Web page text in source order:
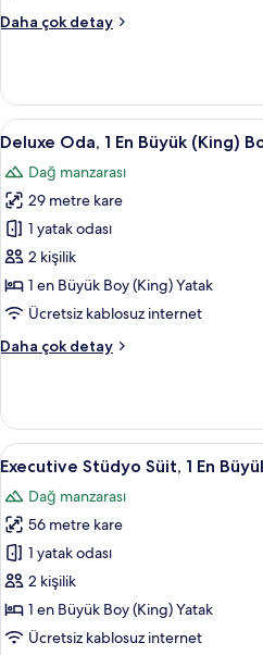
İçilmez
fotoğrafları
görün
Daha çok detay
Deluxe
Oda,
Çift
Yatak,
Sigara
İçilmez
hakkında
daha
fazla
detay
Deluxe
Oda,
1
En
Büyük
(King)
Boy
Yatak
tüm
1
13
Deluxe Oda, 1 En Büyük (King)
Dağ manzarası
29 metre kare
1 yatak odası
2 kişilik
1 en Büyük Boy (King) Yatak
Ücretsiz kablosuz internet
Daha çok detay
Deluxe
Büyük
(King)
Boy
hakkında
daha
fazla
detay
Executive
Stüdyo
Süit,
1
En
Büyük
(King)
Boy
20
Executive Stüdyo Süit, 1 En
Dağ manzarası
56 metre kare
1 yatak odası
2 kişilik
1 en Büyük Boy (King) Yatak
Ücretsiz kablosuz internet